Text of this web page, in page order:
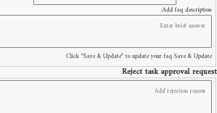
Add faq description:
Click “Save & Update” to update your faqSave & Update
Reject task approval request